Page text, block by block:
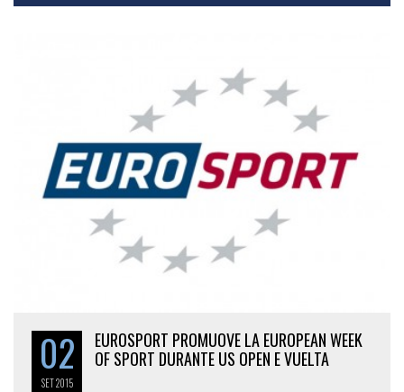
02
SET2015
EUROSPORT PROMUOVE LA EUROPEAN WEEK
OF SPORT DURANTE US OPEN E VUELTA